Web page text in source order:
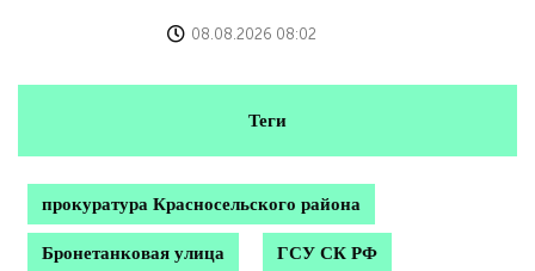
08.08.2026 08:02
Теги
прокуратура Красносельского района
Бронетанковая улица ГСУ СК РФ